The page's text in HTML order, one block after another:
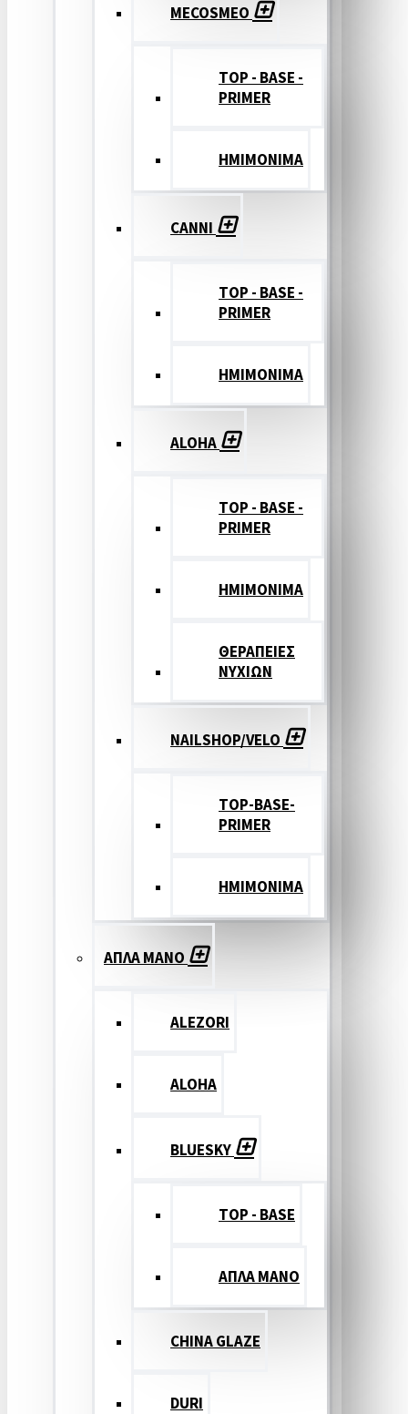
MECOSMEO
TOP - BASE -
PRIMER
ΗΜΙΜΟΝΙΜΑ
CANNI
TOP - BASE -
PRIMER
ΗΜΙΜΟΝΙΜΑ
ALOHA
TOP - BASE -
PRIMER
ΗΜΙΜΟΝΙΜΑ
ΘΕΡΑΠΕΙΕΣ
ΝΥΧΙΩΝ
NAILSHOP/VELO
TOP-BASE-
PRIMER
ΗΜΙΜΟΝΙΜΑ
ΑΠΛΑ ΜΑΝΟ
ALEZORI
ALOHA
BLUESKY
TOP - BASE
ΑΠΛΑ ΜΑΝΟ
CHINA GLAZE
DURI